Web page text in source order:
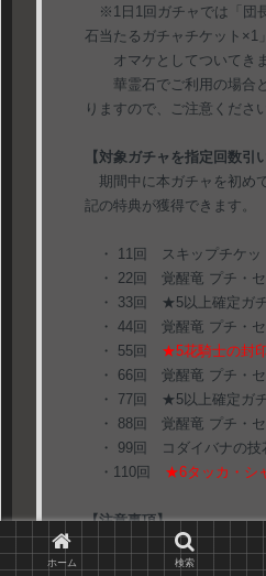
※1日1回ガチャでは「団
石当たるガチャチケット×1
オマケとしてついてきま
華霊石でご利用の場合と
りますので、ご注意ください
【対象ガチャを指定回数引
期間中に本ガチャを初め
記の特典が獲得できます。
・ 11回 スキップチケッ
・ 22回 覚醒竜 プチ・セ
・ 33回 ★5以上確定ガチ
・ 44回 覚醒竜 プチ・セ
・ 55回 ★5花騎士の封
・ 66回 覚醒竜 プチ・セ
・ 77回 ★5以上確定ガチ
・ 88回 覚醒竜 プチ・セ
・ 99回 コダイバナの技
・110回 ★6タッカ・シ
【注意事項】
※本ガチャにラインナップ
カ・シャントリエリ」はプ
ホーム 検索